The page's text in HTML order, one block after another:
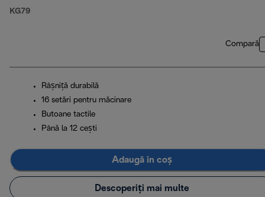
KG79
Compară
Râșniță durabilă
16 setări pentru măcinare
Butoane tactile
Până la 12 cești
Adaugă în coș
Descoperiți mai multe